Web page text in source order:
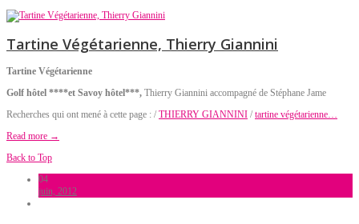
Tartine Végétarienne, Thierry Giannini
Tartine Végétarienne
Golf hôtel ****et Savoy hôtel***, Thierry Giannini accompagné de Stéphane Jame
Recherches qui ont mené à cette page : / THIERRY GIANNINI / tartine végétarienne…
Read more →
Back to Top
04
juin, 2012